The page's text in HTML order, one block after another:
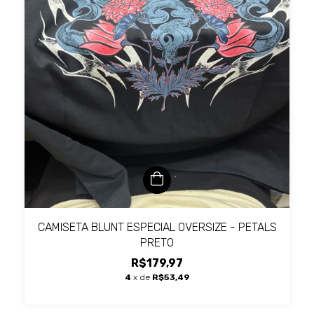
CAMISETA BLUNT ESPECIAL OVERSIZE - PETALS
PRETO
R$179,97
4 x de R$53,49